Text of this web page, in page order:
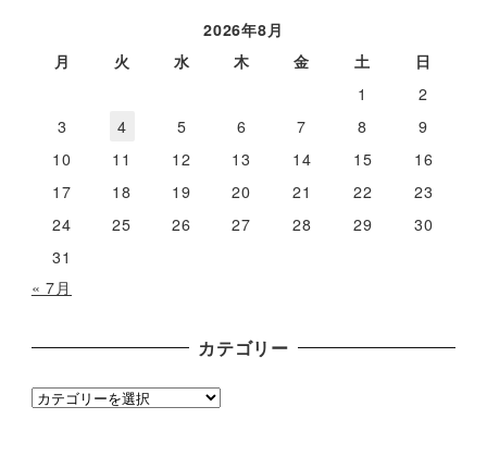
2026年8月
月
火 水 木 金 土
日
1
2
3
4 5 6 7 8
9
10
11 12 13 14 15
16
17
18 19 20 21 22
23
24
25 26 27 28 29
30
31
« 7月
カテゴリー
カ